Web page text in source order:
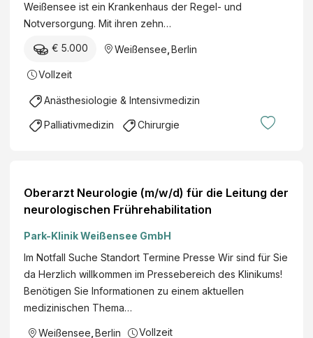
Weißensee ist ein Krankenhaus der Regel- und
Notversorgung. Mit ihren zehn…
€ 5.000 Weißensee Berlin
Vollzeit
Anästhesiologie & Intensivmedizin
Palliativmedizin Chirurgie
Oberarzt Neurologie (m/w/d) für die Leitung der
neurologischen Frührehabilitation
Park-Klinik Weißensee GmbH
Im Notfall Suche Standort Termine Presse Wir sind für Sie
da Herzlich willkommen im Pressebereich des Klinikums!
Benötigen Sie Informationen zu einem aktuellen
medizinischen Thema…
Weißensee Berlin Vollzeit